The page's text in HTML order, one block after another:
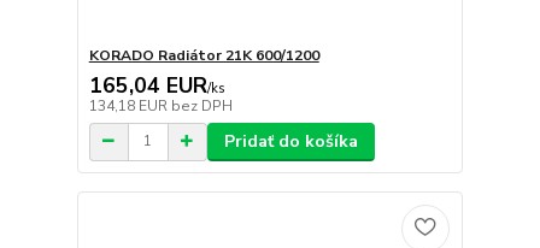
KORADO Radiátor 21K 600/1200
165,04 EUR/ks
134,18 EUR bez DPH
Pridať do košíka